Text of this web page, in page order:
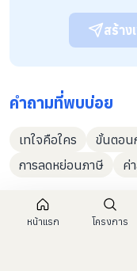
หน้าแรก โครงการ
สร้าง
คำถามที่พบบ่อย
เทใจคือใคร
ขั้นตอน
การลดหย่อนภาษี
ค่